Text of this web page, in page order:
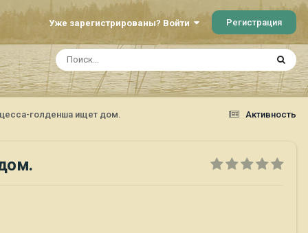
Уже зарегистрированы? Войти Регистрация
Активность
голденша ищет дом.